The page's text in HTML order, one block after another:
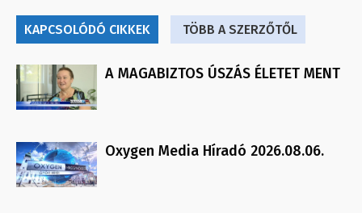
KAPCSOLÓDÓ CIKKEK TÖBB A SZERZŐTŐL
A MAGABIZTOS ÚSZÁS ÉLETET MENT
Oxygen Media Híradó 2026.08.06.